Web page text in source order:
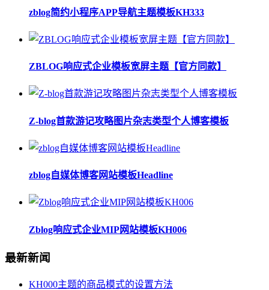
zblog简约小程序APP导航主题模板KH333
ZBLOG响应式企业模板宽屏主题【官方同款】
Z-blog首款游记攻略图片杂志类型个人博客模板
zblog自媒体博客网站模板Headline
Zblog响应式企业MIP网站模板KH006
最新新闻
KH000主题的商品模式的设置方法